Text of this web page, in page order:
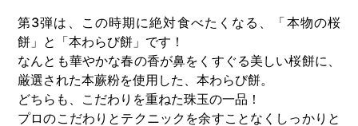
第3弾は、この時期に絶対食べたくなる、「本物の桜
餅」と「本わらび餅」です！
なんとも華やかな春の香が鼻をくすぐる美しい桜餅に、
厳選された本蕨粉を使用した、本わらび餅。
どちらも、こだわりを重ねた珠玉の一品！
プロのこだわりとテクニックを余すことなくしっかりと